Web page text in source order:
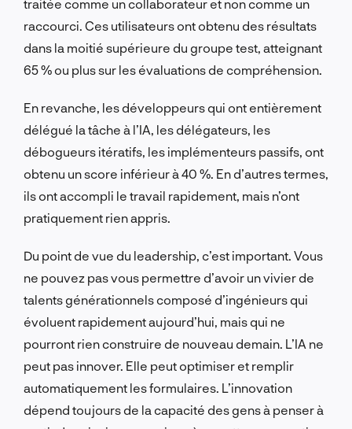
traitée comme un collaborateur et non comme un
raccourci. Ces utilisateurs ont obtenu des résultats
dans la moitié supérieure du groupe test, atteignant
65 % ou plus sur les évaluations de compréhension.
En revanche, les développeurs qui ont entièrement
délégué la tâche à l’IA, les délégateurs, les
débogueurs itératifs, les implémenteurs passifs, ont
obtenu un score inférieur à 40 %. En d’autres termes,
ils ont accompli le travail rapidement, mais n’ont
pratiquement rien appris.
Du point de vue du leadership, c’est important. Vous
ne pouvez pas vous permettre d’avoir un vivier de
talents générationnels composé d’ingénieurs qui
évoluent rapidement aujourd’hui, mais qui ne
pourront rien construire de nouveau demain. L’IA ne
peut pas innover. Elle peut optimiser et remplir
automatiquement les formulaires. L’innovation
dépend toujours de la capacité des gens à penser à